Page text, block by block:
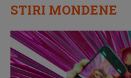
STIRI MONDENE